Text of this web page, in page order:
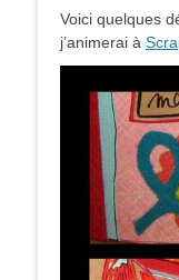
Voici quelques
j’animerai à